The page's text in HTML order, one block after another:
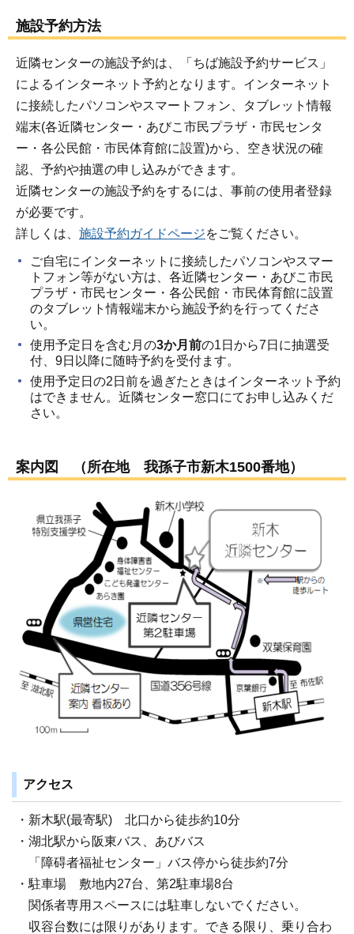
施設予約方法
近隣センターの施設予約は、「ちば施設予約サービス」
によるインターネット予約となります。インターネット
に接続したパソコンやスマートフォン、タブレット情報
端末(各近隣センター・あびこ市民プラザ・市民センタ
ー・各公民館・市民体育館に設置)から、空き状況の確
認、予約や抽選の申し込みができます。
近隣センターの施設予約をするには、事前の使用者登録
が必要です。
詳しくは、 施設予約ガイドページをご覧ください。
ご自宅にインターネットに接続したパソコンやスマー
トフォン等がない方は、各近隣センター・あびこ市民
プラザ・市民センター・各公民館・市民体育館に設置
のタブレット情報端末から施設予約を行ってくださ
い。
使用予定日を含む月の3か月前の1日から7日に抽選受
付、9日以降に随時予約を受付ます。
使用予定日の2日前を過ぎたときはインターネット予約
はできません。近隣センター窓口にてお申し込みくだ
さい。
案内図 （所在地 我孫子市新木1500番地）
アクセス
・新木駅(最寄駅) 北口から徒歩約10分
・湖北駅から阪東バス、あびバス
「障碍者福祉センター」バス停から徒歩約7分
・駐車場 敷地内27台、第2駐車場8台
関係者専用スペースには駐車しないでください。
収容台数には限りがあります。できる限り、乗り合わ